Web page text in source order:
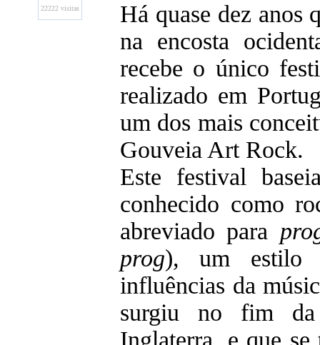
22222 visitas
Há quase dez anos
na encosta
recebe o único
realizado em
um dos mais
Gouveia Art Rock.
Este festival
conhecido como
abreviado para
prog), um estilo
influências da
surgiu no fim
Inglaterra, e que